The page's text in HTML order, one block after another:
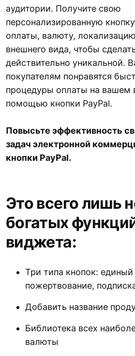
аудитории. Получите свою
персонализированную
оплаты, валюту,
внешнего вида, чтобы
действительно уникальной.
покупателям понравятся
процедуры оплаты на вашем
помощью кнопки PayPal.
Повысьте эффективность
задач электронной
кнопки PayPal.
Это всего лишь
богатых
виджета:
Три типа кнопок:
пожертвование,
Добавить название
Библиотека всех
валюты